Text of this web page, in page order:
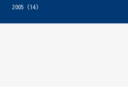
2005 (14)